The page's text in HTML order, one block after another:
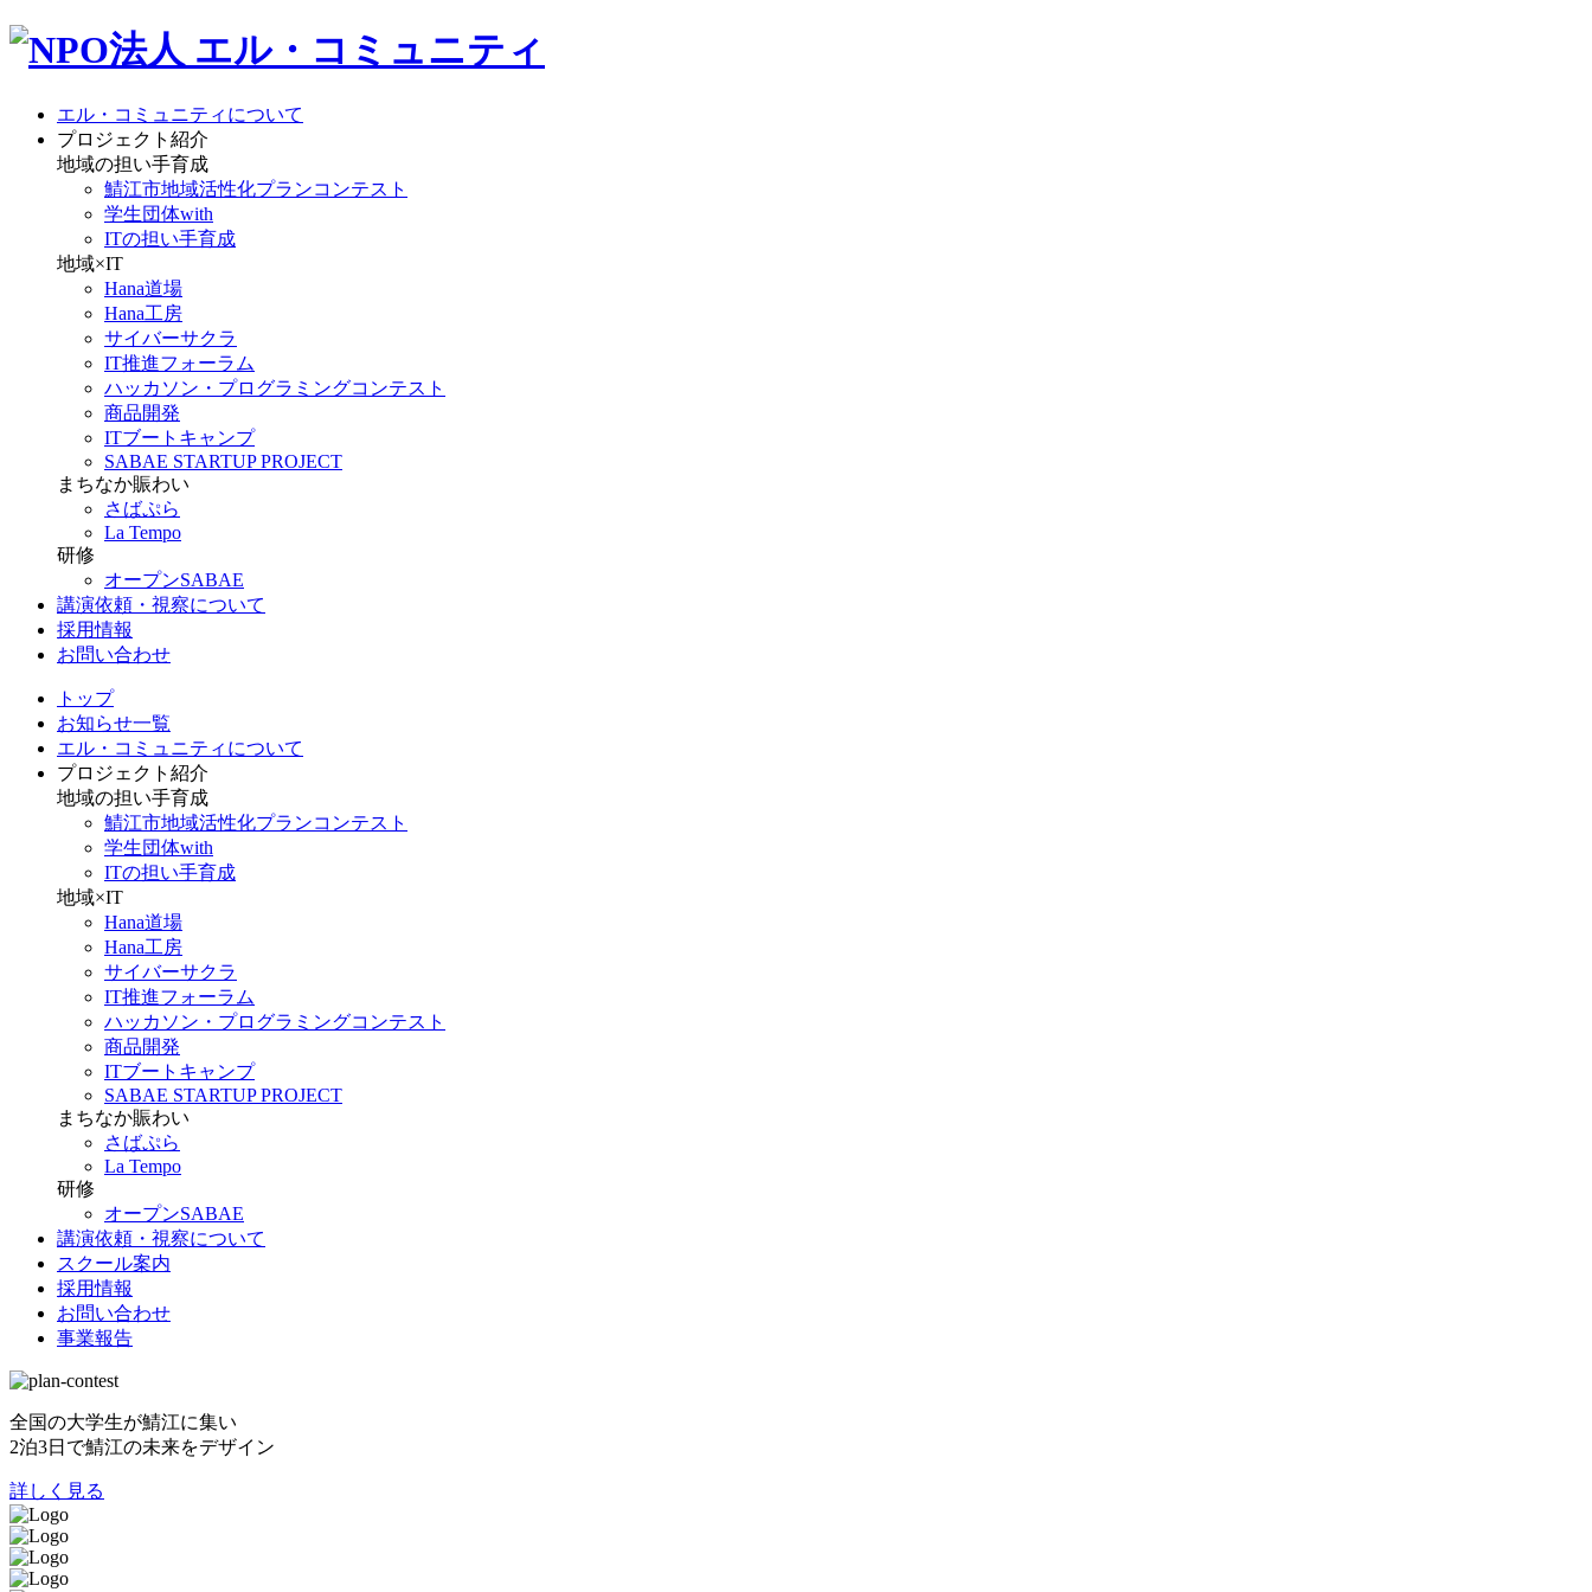
エル・コミュニティについて
プロジェクト紹介
地域の担い手育成
鯖江市地域活性化プランコンテスト
学生団体with
ITの担い手育成
地域×IT
Hana道場
Hana工房
サイバーサクラ
IT推進フォーラム
ハッカソン・プログラミングコンテスト
商品開発
ITブートキャンプ
SABAE STARTUP PROJECT
まちなか賑わい
さばぷら
La Tempo
研修
オープンSABAE
講演依頼・視察について
採用情報
お問い合わせ
トップ
お知らせ一覧
エル・コミュニティについて
プロジェクト紹介
地域の担い手育成
鯖江市地域活性化プランコンテスト
学生団体with
ITの担い手育成
地域×IT
Hana道場
Hana工房
サイバーサクラ
IT推進フォーラム
ハッカソン・プログラミングコンテスト
商品開発
ITブートキャンプ
SABAE STARTUP PROJECT
まちなか賑わい
さばぷら
La Tempo
研修
オープンSABAE
講演依頼・視察について
スクール案内
採用情報
お問い合わせ
事業報告
全国の大学生が鯖江に集い
2泊3日で鯖江の未来をデザイン
詳しく見る